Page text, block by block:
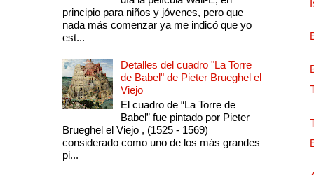
principio para niños y jóvenes, pero que
nada más comenzar ya me indicó que yo
est...
Detalles del cuadro "La Torre
de Babel" de Pieter Brueghel el
Viejo
El cuadro de “La Torre de
Babel” fue pintado por Pieter
Brueghel el Viejo , (1525 - 1569)
considerado como uno de los más grandes
pi...